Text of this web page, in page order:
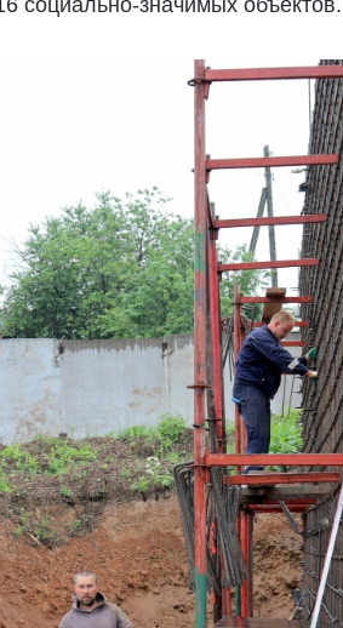
социально-значимых объектов.